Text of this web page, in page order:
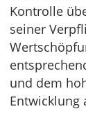
Kontrolle
seiner
und dem
Entwicklung